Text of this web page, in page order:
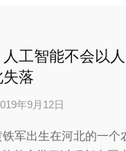
工智能不会以
落
年9月12日
铁军出生在河北的一个